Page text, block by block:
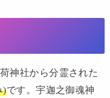
神社から分霊された
)です。宇迦之御魂神